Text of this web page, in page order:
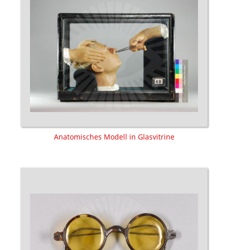
Anatomisches Modell in Glasvitrine